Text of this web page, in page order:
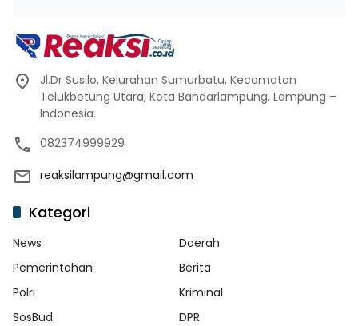
Jl.Dr Susilo, Kelurahan Sumurbatu, Kecamatan
Telukbetung Utara, Kota Bandarlampung, Lampung –
Indonesia.
082374999929
reaksilampung@gmail.com
Kategori
News
Daerah
Pemerintahan
Berita
Polri
Kriminal
SosBud
DPR